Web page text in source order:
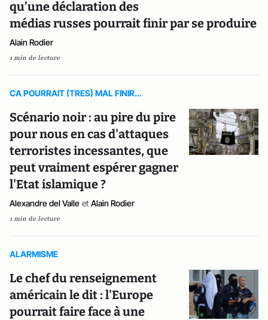
qu’une déclaration des
médias russes pourrait finir par se produire
Alain Rodier
1 min de lecture
CA POURRAIT (TRES) MAL FINIR...
Scénario noir : au pire du pire
pour nous en cas d'attaques
terroristes incessantes, que
peut vraiment espérer gagner
l'Etat islamique ?
Alexandre del Valle et Alain Rodier
1 min de lecture
ALARMISME
Le chef du renseignement
américain le dit : l'Europe
pourrait faire face à une